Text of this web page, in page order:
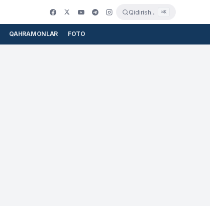
Qidirish... ⌘K
QAHRAMONLAR FOTO